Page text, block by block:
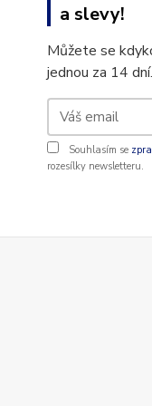
a slevy!
Můžete se
jednou za 14 dní.
Souhlasím se
rozesílky newsletteru.